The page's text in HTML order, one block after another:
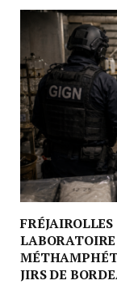
JIRS DE